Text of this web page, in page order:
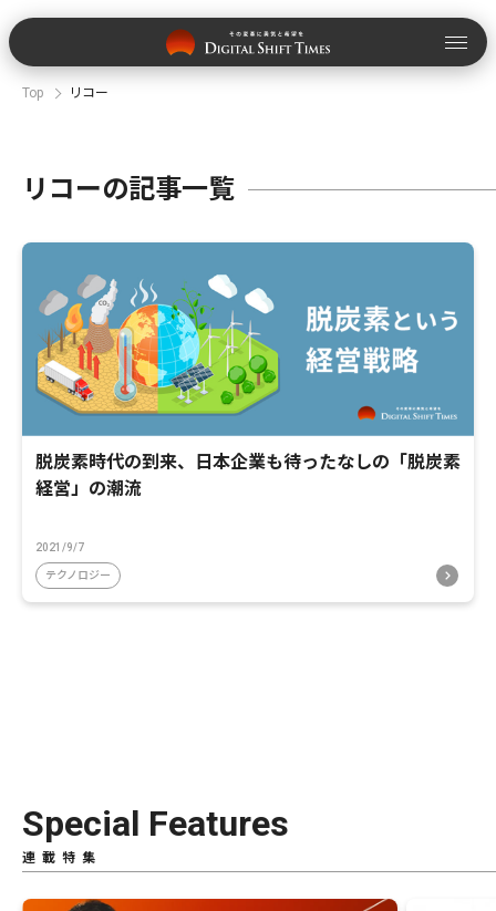
Top リコー
リコーの記事一覧
脱炭素時代の到来、日本企業も待ったなしの「脱炭素
経営」の潮流
2021/9/7
テクノロジー
Special Features
連載特集